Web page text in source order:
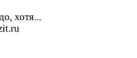
хотя...